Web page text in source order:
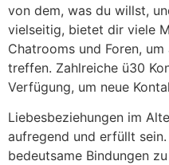
von dem, was du willst,
vielseitig, bietet dir viele
Chatrooms und Foren,
treffen. Zahlreiche ü30
Verfügung, um neue
Liebesbeziehungen im
aufregend und erfüllt
bedeutsame Bindungen